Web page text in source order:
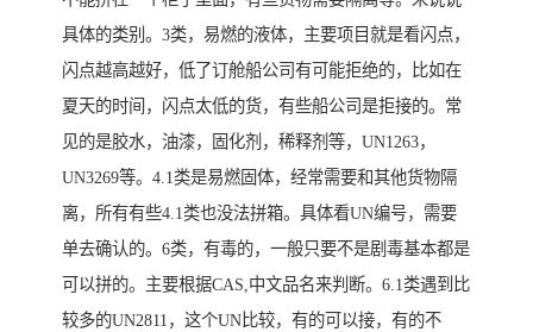
具体的类别。3类，易燃的液体，主要项目就是看闪点，
闪点越高越好，低了订舱船公司有可能拒绝的，比如在
夏天的时间，闪点太低的货，有些船公司是拒接的。常
见的是胶水，油漆，固化剂，稀释剂等，UN1263，
UN3269等。4.1类是易燃固体，经常需要和其他货物隔
离，所有有些4.1类也没法拼箱。具体看UN编号，需要
单去确认的。6类，有毒的，一般只要不是剧毒基本都是
可以拼的。主要根据CAS,中文品名来判断。6.1类遇到比
较多的UN2811，这个UN比较，有的可以接，有的不